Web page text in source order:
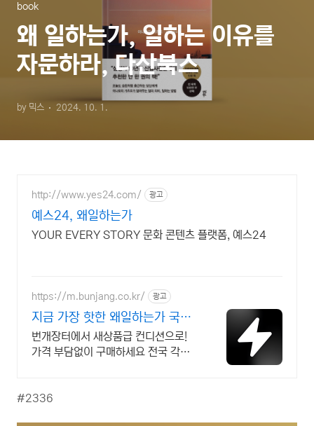
book
왜 일하는가, 일하는 이유를
자문하라, 다산북스
by 믹스 2024. 10. 1.
http://www.yes24.com/ 광고
예스24, 왜일하는가
YOUR EVERY STORY 문화 콘텐츠 플랫폼, 예스24
https://m.bunjang.co.kr/ 광고
지금 가장 핫한 왜일하는가 국내
최대 브랜드 중고거래
번개장터에서 새상품급 컨디션으로!
가격 부담없이 구매하세요 전국 각지
#2336